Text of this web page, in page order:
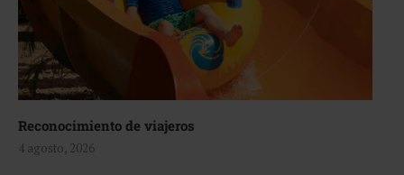
Reconocimiento de viajeros
4 agosto, 2026